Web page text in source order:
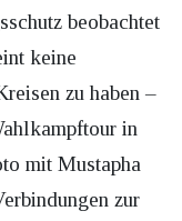
beobachtet
keine
zu haben –
in
mit Mustapha
zur